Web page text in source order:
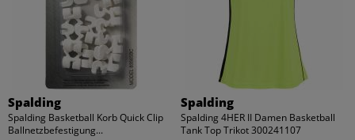
Spalding
Spalding Basketball Korb Quick Clip
Ballnetzbefestigung...
Spalding
Spalding 4HER II Damen Basketball
Tank Top Trikot 300241107